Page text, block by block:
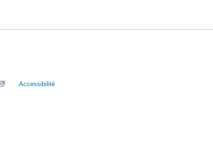
Accessibilité